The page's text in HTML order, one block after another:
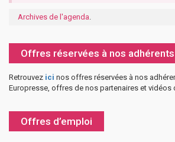
Archives de l'agenda.
Offres réservées à nos adhérents
Retrouvez ici nos offres réservées à nos
Europresse, offres de nos partenaires et vidéos
Offres d’emploi